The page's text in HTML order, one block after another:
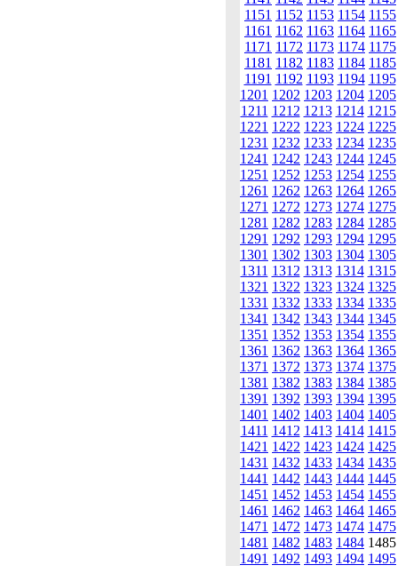
1151 1152 1153 1154 1155
1161 1162 1163 1164 1165
1171 1172 1173 1174 1175
1181 1182 1183 1184 1185
1191 1192 1193 1194 1195
1201 1202 1203 1204 1205
1211 1212 1213 1214 1215
1221 1222 1223 1224 1225
1231 1232 1233 1234 1235
1241 1242 1243 1244 1245
1251 1252 1253 1254 1255
1261 1262 1263 1264 1265
1271 1272 1273 1274 1275
1281 1282 1283 1284 1285
1291 1292 1293 1294 1295
1301 1302 1303 1304 1305
1311 1312 1313 1314 1315
1321 1322 1323 1324 1325
1331 1332 1333 1334 1335
1341 1342 1343 1344 1345
1351 1352 1353 1354 1355
1361 1362 1363 1364 1365
1371 1372 1373 1374 1375
1381 1382 1383 1384 1385
1391 1392 1393 1394 1395
1401 1402 1403 1404 1405
1411 1412 1413 1414 1415
1421 1422 1423 1424 1425
1431 1432 1433 1434 1435
1441 1442 1443 1444 1445
1451 1452 1453 1454 1455
1461 1462 1463 1464 1465
1471 1472 1473 1474 1475
1481 1482 1483 1484
1491 1492 1493 1494 1495